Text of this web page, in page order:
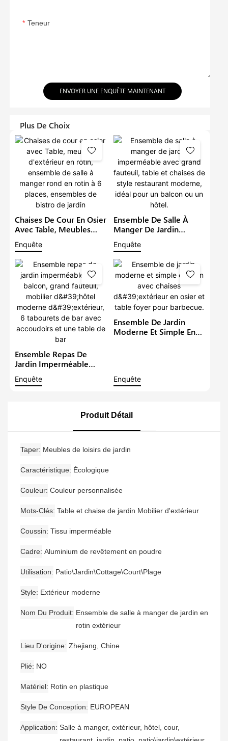
Teneur
ENVOYER UNE ENQUÊTE MAINTENANT
Plus De Choix
Chaises De Cour En Osier
Avec Table, Meubles
D'extérieur En Rotin,
Ensemble De Salle À
Manger Rond En Rotin À
6 Places, Ensembles De
Bistro De Jardin
Enquête
Ensemble De Salle À
Manger De Jardin
Imperméable Avec
Grand Fauteuil, Table Et
Chaises De Style
Restaurant Moderne,
Idéal Pour Un Balcon Ou
Un Hôtel.
Enquête
Ensemble Repas De
Jardin Imperméable
Fauteuil, Mobilier
De Bar Avec Accoudoirs
Et Une Table De Bar
Enquête
Ensemble De Jardin
Moderne Et Simple En
Enquête
Produit Détail
Taper Meubles de loisirs de jardin
Caractéristique Écologique
Couleur Couleur personnalisée
Mots-Clés Table et chaise de jardin Mobilier d'extérieur
Coussin Tissu imperméable
Cadre Aluminium de revêtement en poudre
Utilisation Patio\Jardin\Cottage\Court\Plage
Style Extérieur moderne
Nom Du Produit Ensemble de salle à manger de jardin en
rotin extérieur
Lieu D'origine Zhejiang, Chine
Plié NO
Matériel Rotin en plastique
Style De Conception EUROPEAN
Application Salle à manger, extérieur, hôtel, cour,